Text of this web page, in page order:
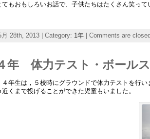
てもおもしろいお話で、子供たちはたくさん笑って
月 28th, 2013 | Category: 1年| Comments are closed
年 体力テスト・ボール
年生は，５校時にグラウンドで体力テストを行い
近くまで投げることができた児童もいました。